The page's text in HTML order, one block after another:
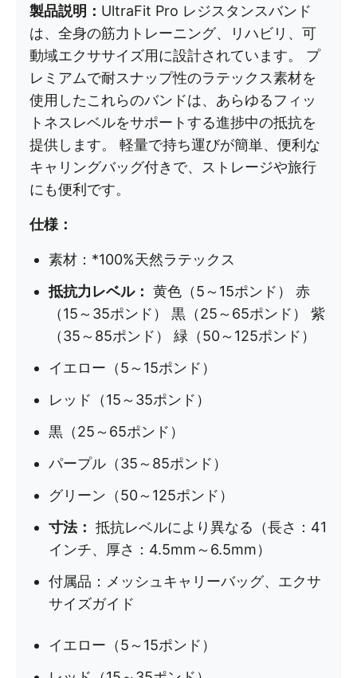
製品説明： UltraFit Pro レジスタンスバンド
は、全身の筋力トレーニング、リハビリ、可
動域エクササイズ用に設計されています。 プ
レミアムで耐スナップ性のラテックス素材を
使用したこれらのバンドは、あらゆるフィッ
トネスレベルをサポートする進捗中の抵抗を
提供します。 軽量で持ち運びが簡単、便利な
キャリングバッグ付きで、ストレージや旅行
にも便利です。
仕様：
素材：*100%天然ラテックス
抵抗力レベル： 黄色（5～15ポンド） 赤
（15～35ポンド） 黒（25～65ポンド） 紫
（35～85ポンド） 緑（50～125ポンド）
イエロー（5～15ポンド）
レッド（15～35ポンド）
黒（25～65ポンド）
パープル（35～85ポンド）
グリーン（50～125ポンド）
寸法： 抵抗レベルにより異なる（長さ：41
インチ、厚さ：4.5mm～6.5mm）
付属品：メッシュキャリーバッグ、エクサ
サイズガイド
イエロー（5～15ポンド）